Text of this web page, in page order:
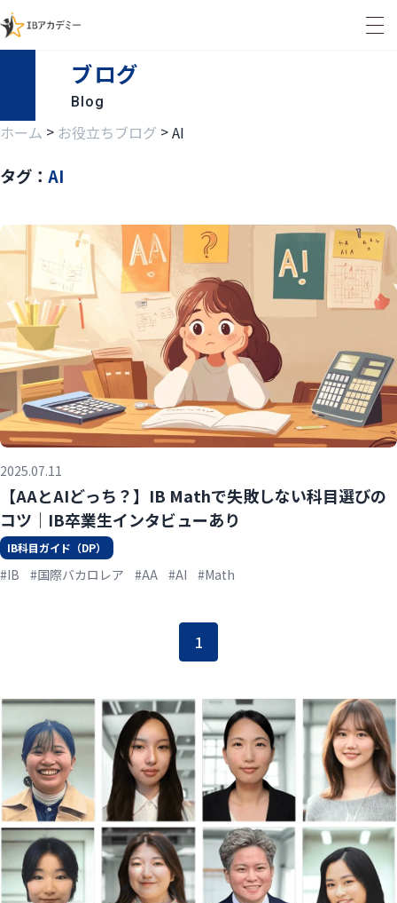
ブログ
Blog
ホーム > お役立ちブログ >AI
タグ： AI
2025.07.11
【AAとAIどっち？】IB Mathで失敗しない科目選びの
コツ｜IB卒業生インタビューあり
IB科目ガイド（DP）
#IB #国際バカロレア #AA #AI #Math
1